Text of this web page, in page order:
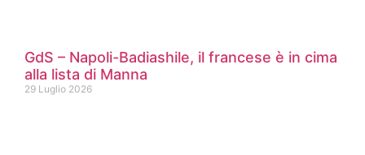
GdS – Napoli-Badiashile, il francese è in cima
alla lista di Manna
29 Luglio 2026